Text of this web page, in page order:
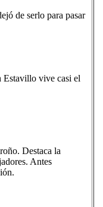
de serlo para pasar
Estavillo vive casi el
Destaca la
Antes